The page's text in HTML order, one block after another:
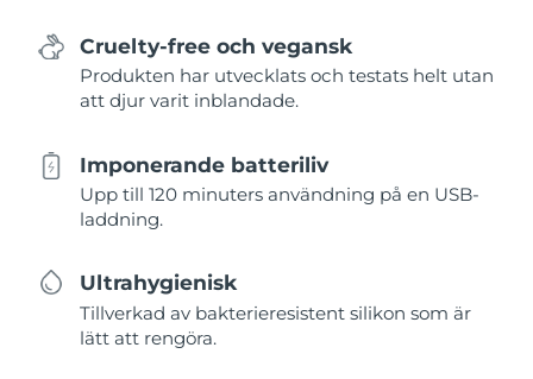
Cruelty-free och vegansk
Produkten har utvecklats och testats helt utan
att djur varit inblandade.
Imponerande batteriliv
Upp till 120 minuters användning på en USB-
laddning.
Ultrahygienisk
Tillverkad av bakterieresistent silikon som är
lätt att rengöra.